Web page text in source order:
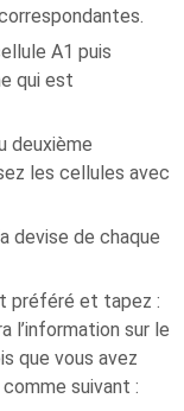
A1 puis
qui est
deuxième
les cellules avec
devise de chaque
préféré et tapez :
l’information sur le
que vous avez
suivant :